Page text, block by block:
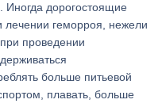
Иногда дорогостоящие
геморроя, нежели
проведении
больше питьевой
плавать, больше